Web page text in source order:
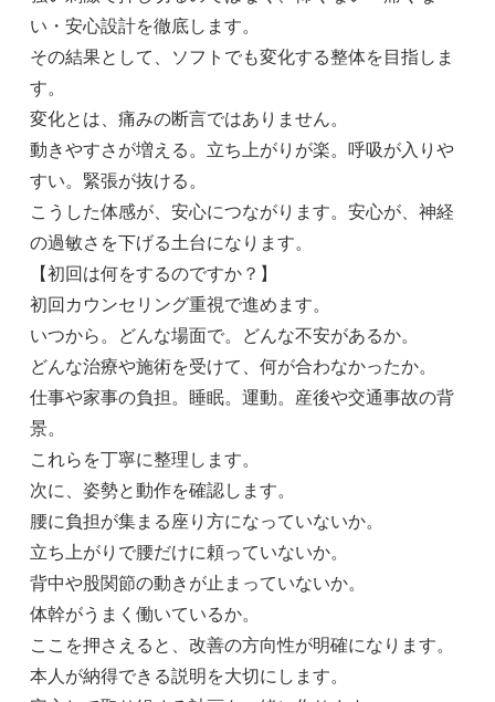
い・安心設計を徹底します。
その結果として、ソフトでも変化する整体を目指しま
す。
変化とは、痛みの断言ではありません。
動きやすさが増える。立ち上がりが楽。呼吸が入りや
すい。緊張が抜ける。
こうした体感が、安心につながります。安心が、神経
の過敏さを下げる土台になります。
【初回は何をするのですか？】
初回カウンセリング重視で進めます。
いつから。どんな場面で。どんな不安があるか。
どんな治療や施術を受けて、何が合わなかったか。
仕事や家事の負担。睡眠。運動。産後や交通事故の背
景。
これらを丁寧に整理します。
次に、姿勢と動作を確認します。
腰に負担が集まる座り方になっていないか。
立ち上がりで腰だけに頼っていないか。
背中や股関節の動きが止まっていないか。
体幹がうまく働いているか。
ここを押さえると、改善の方向性が明確になります。
本人が納得できる説明を大切にします。